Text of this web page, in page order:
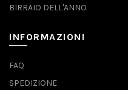
BIRRAIO DELL'ANNO
INFORMAZIONI
FAQ
SPEDIZIONE